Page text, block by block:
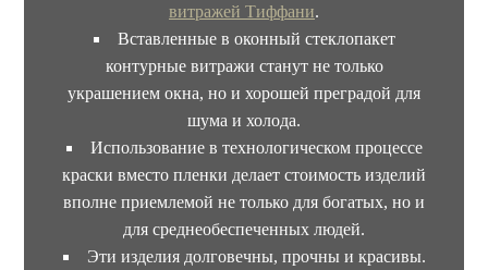
витражей Тиффани.
Вставленные в оконный стеклопакет
контурные витражи станут не только
украшением окна, но и хорошей преградой для
шума и холода.
Использование в технологическом процессе
краски вместо пленки делает стоимость изделий
вполне приемлемой не только для богатых, но и
для среднеобеспеченных людей.
Эти изделия долговечны, прочны и красивы.